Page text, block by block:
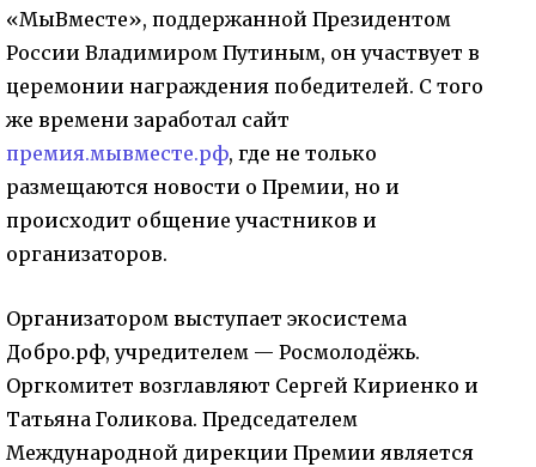
«МыВместе», поддержанной Президентом
России Владимиром Путиным, он участвует в
церемонии награждения победителей. С того
же времени заработал сайт
премия.мывместе.рф, где не только
размещаются новости о Премии, но и
происходит общение участников и
организаторов.
Организатором выступает экосистема
Добро.рф, учредителем — Росмолодёжь.
Оргкомитет возглавляют Сергей Кириенко и
Татьяна Голикова. Председателем
Международной дирекции Премии является